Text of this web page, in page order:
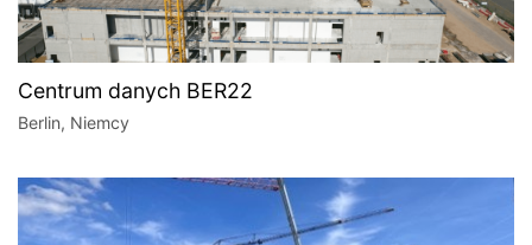
Centrum danych BER22
Berlin, Niemcy